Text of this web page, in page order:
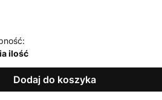
ilość
Dodaj do koszyka